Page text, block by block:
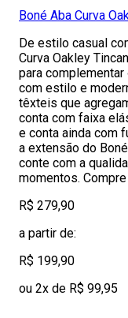
Boné Aba Curva
De estilo casual
Curva Oakley
para
com estilo e
têxteis que
conta com faixa
e conta ainda com
a extensão do
conte com a
momentos. Compre
R$ 279,90
a partir de:
R$ 199,90
ou 2x de R$ 99,95